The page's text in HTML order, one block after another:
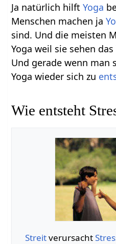
Ja natürlich hilftYoga
Menschen machen ja
sind. Und die meisten
Yoga weil sie sehen das
Und gerade wenn man
Yoga wieder sich zu
Wie entsteht
Streitverursacht